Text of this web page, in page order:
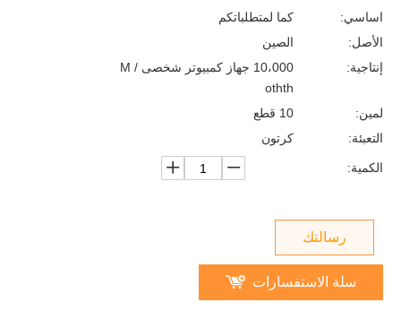
اساسي:
كما لمتطلباتكم
الأصل:
الصين
إنتاجية:
10،000 جهاز كمبيوتر شخصى / M
othth
لمين:
10 قطع
التعبئة:
كرتون
الكمية:
رسالتك
سلة الاستفسارات